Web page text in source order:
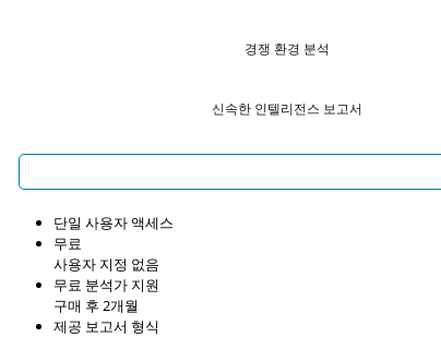
경쟁 환경 분석
신속한 인텔리전스 보고서
단일 사용자 액세스
무료
사용자 지정 없음
무료 분석가 지원
구매 후 2개월
제공 보고서 형식